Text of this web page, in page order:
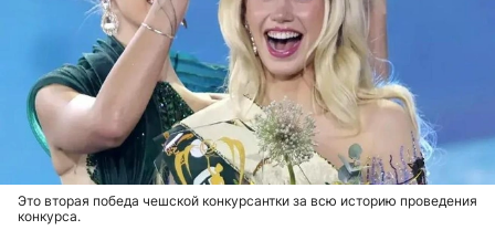
Это вторая победа чешской конкурсантки за всю историю проведения
конкурса.